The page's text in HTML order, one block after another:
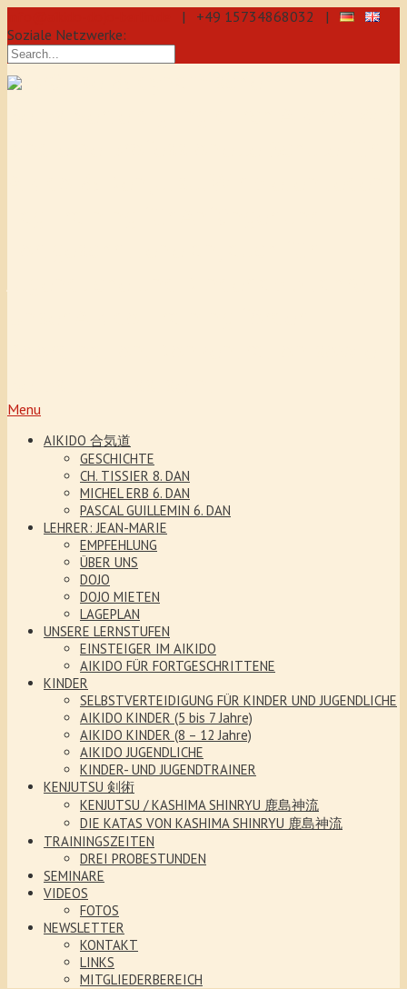
| +49 15734868032 |
Soziale Netzwerke:
Menu
AIKIDO 合気道
GESCHICHTE
CH. TISSIER 8. DAN
MICHEL ERB 6. DAN
PASCAL GUILLEMIN 6. DAN
LEHRER: JEAN-MARIE
EMPFEHLUNG
ÜBER UNS
DOJO
DOJO MIETEN
LAGEPLAN
UNSERE LERNSTUFEN
EINSTEIGER IM AIKIDO
AIKIDO FÜR FORTGESCHRITTENE
KINDER
SELBSTVERTEIDIGUNG FÜR KINDER UND JUGENDLICHE
AIKIDO KINDER (5 bis 7 Jahre)
AIKIDO KINDER (8 – 12 Jahre)
AIKIDO JUGENDLICHE
KINDER- UND JUGENDTRAINER
KENJUTSU 剣術
KENJUTSU / KASHIMA SHINRYU 鹿島神流
DIE KATAS VON KASHIMA SHINRYU 鹿島神流
TRAININGSZEITEN
DREI PROBESTUNDEN
SEMINARE
VIDEOS
FOTOS
NEWSLETTER
KONTAKT
LINKS
MITGLIEDERBEREICH